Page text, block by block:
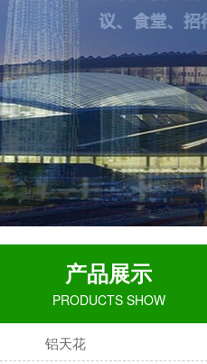
产品展示
PRODUCTS SHOW
铝天花